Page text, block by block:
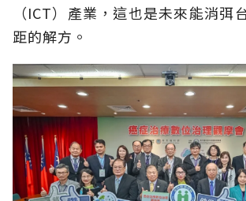
（ICT）產業，這也是未來能消弭
距的解方。